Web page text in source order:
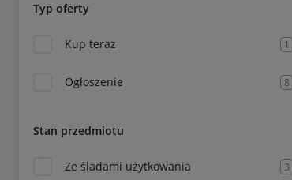
Typ oferty
Kup teraz 1
Ogłoszenie 8
Stan przedmiotu
Ze śladami użytkowania 3